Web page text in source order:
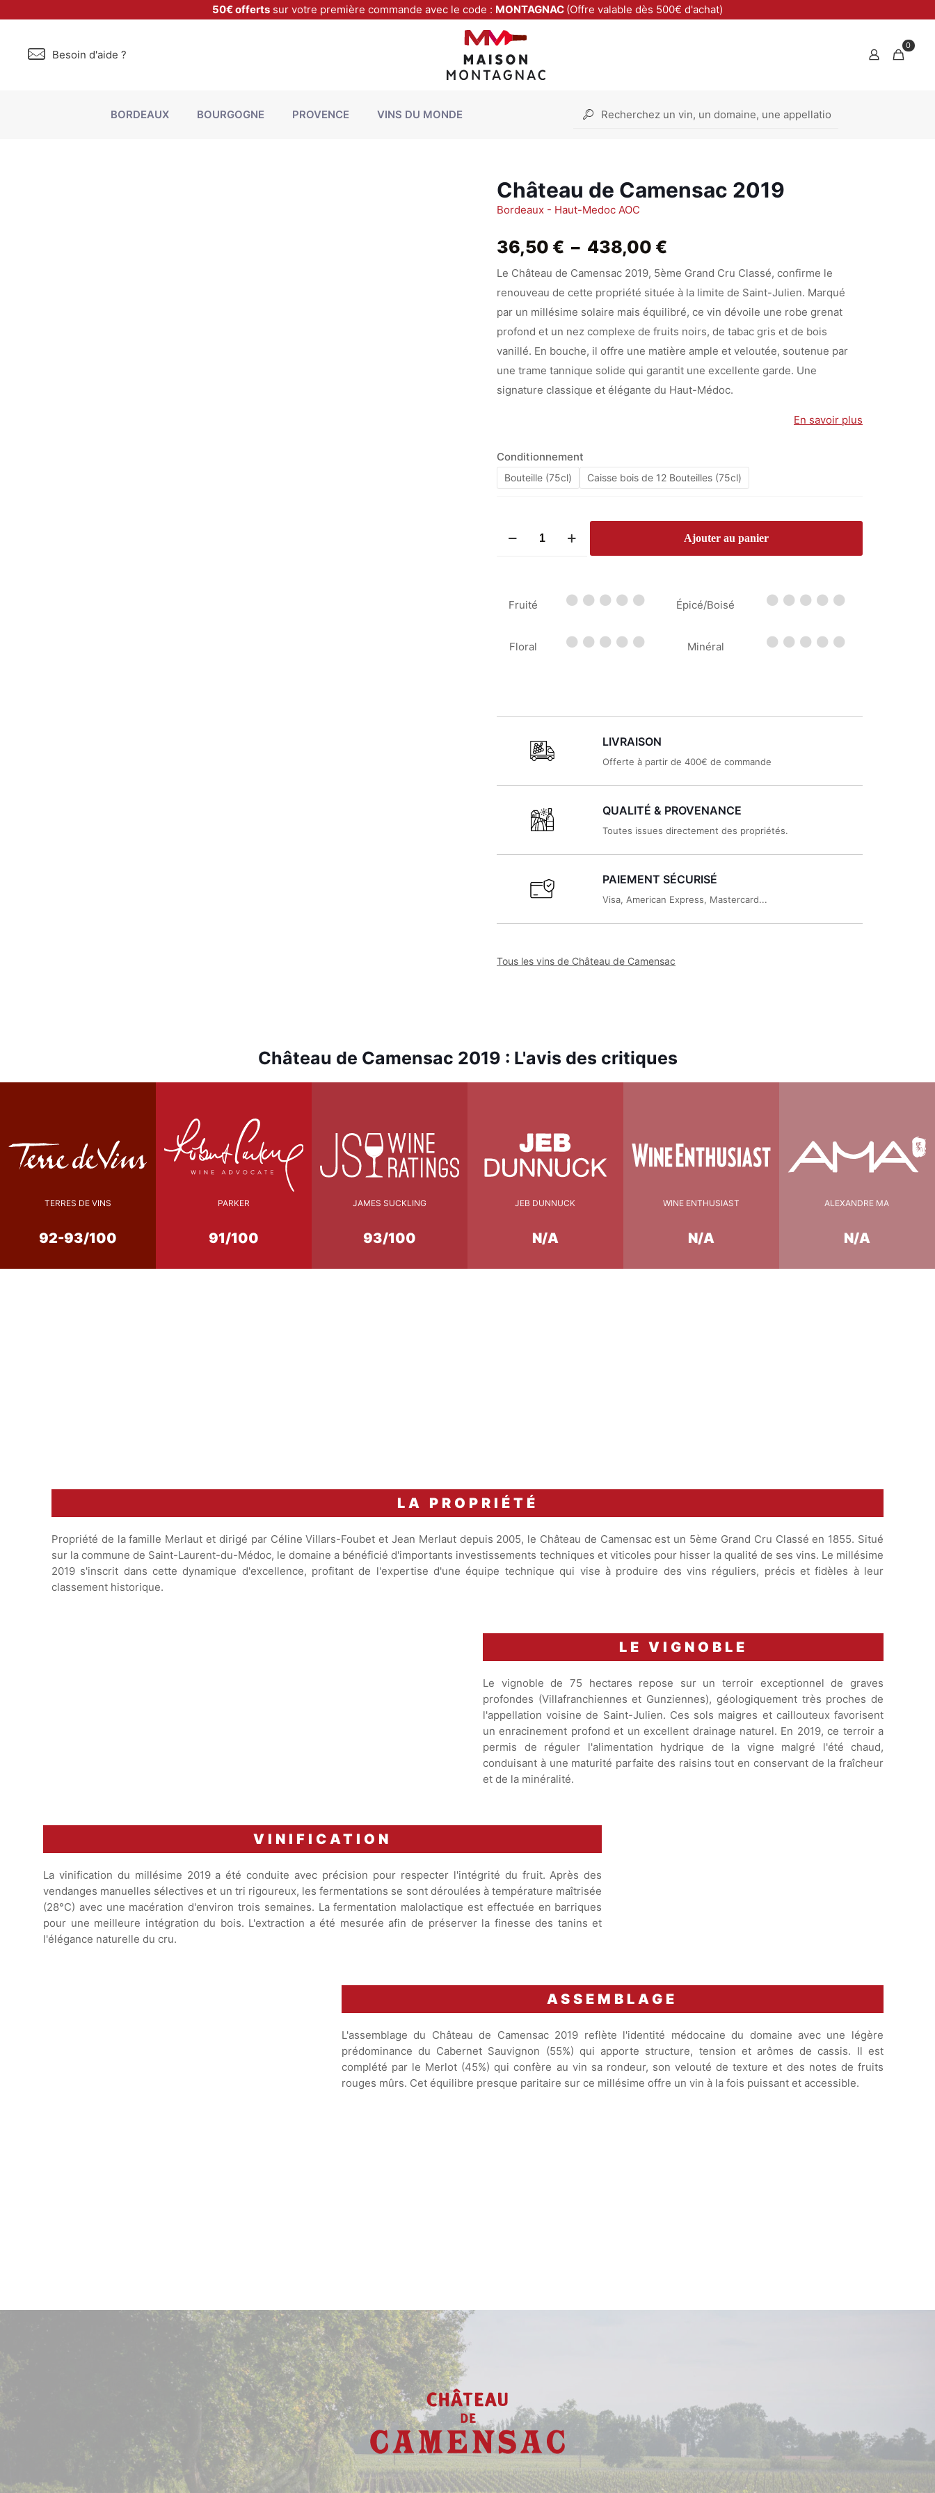
50€ offerts sur votre première commande avec le code : MONTAGNAC (Offre valable dès 500€ d'achat)
Besoin d'aide ?
0
BORDEAUX BOURGOGNE PROVENCE VINS DU MONDE
Château de Camensac 2019
Bordeaux - Haut-Medoc AOC
36,50 € – 438,00 €
de
prix :
36,50 €
à
438,00 €
Le Château de Camensac 2019, 5ème Grand Cru Classé, confirme le
renouveau de cette propriété située à la limite de Saint-Julien. Marqué
par un millésime solaire mais équilibré, ce vin dévoile une robe grenat
profond et un nez complexe de fruits noirs, de tabac gris et de bois
vanillé. En bouche, il offre une matière ample et veloutée, soutenue par
une trame tannique solide qui garantit une excellente garde. Une
signature classique et élégante du Haut-Médoc.
En savoir plus
Conditionnement
Bouteille (75cl) Caisse bois de 12 Bouteilles (75cl)
Camensac
Ajouter au panier
Fruité Épicé/Boisé
Floral Minéral
LIVRAISON
Offerte à partir de 400€ de commande
QUALITÉ & PROVENANCE
Toutes issues directement des propriétés.
PAIEMENT SÉCURISÉ
Visa, American Express, Mastercard...
Tous les vins de Château de Camensac
Château de Camensac 2019 : L'avis des critiques
TERRES DE VINS
92-93/100
PARKER
91/100
JAMES SUCKLING
93/100
JEB DUNNUCK
N/A
WINE ENTHUSIAST
N/A
ALEXANDRE MA
N/A
LA PROPRIÉTÉ
Propriété de la famille Merlaut et dirigé par Céline Villars-Foubet et Jean Merlaut depuis 2005, le Château de Camensac est un 5ème Grand Cru Classé en 1855. Situé
sur la commune de Saint-Laurent-du-Médoc, le domaine a bénéficié d'importants investissements techniques et viticoles pour hisser la qualité de ses vins. Le millésime
2019 s'inscrit dans cette dynamique d'excellence, profitant de l'expertise d'une équipe technique qui vise à produire des vins réguliers, précis et fidèles à leur
classement historique.
LE VIGNOBLE
Le vignoble de 75 hectares repose sur un terroir exceptionnel de graves
profondes (Villafranchiennes et Gunziennes), géologiquement très proches de
l'appellation voisine de Saint-Julien. Ces sols maigres et caillouteux favorisent
un enracinement profond et un excellent drainage naturel. En 2019, ce terroir a
permis de réguler l'alimentation hydrique de la vigne malgré l'été chaud,
conduisant à une maturité parfaite des raisins tout en conservant de la fraîcheur
et de la minéralité.
VINIFICATION
La vinification du millésime 2019 a été conduite avec précision pour respecter l'intégrité du fruit. Après des
vendanges manuelles sélectives et un tri rigoureux, les fermentations se sont déroulées à température maîtrisée
(28°C) avec une macération d'environ trois semaines. La fermentation malolactique est effectuée en barriques
pour une meilleure intégration du bois. L'extraction a été mesurée afin de préserver la finesse des tanins et
l'élégance naturelle du cru.
ASSEMBLAGE
L'assemblage du Château de Camensac 2019 reflète l'identité médocaine du domaine avec une légère
prédominance du Cabernet Sauvignon (55%) qui apporte structure, tension et arômes de cassis. Il est
complété par le Merlot (45%) qui confère au vin sa rondeur, son velouté de texture et des notes de fruits
rouges mûrs. Cet équilibre presque paritaire sur ce millésime offre un vin à la fois puissant et accessible.